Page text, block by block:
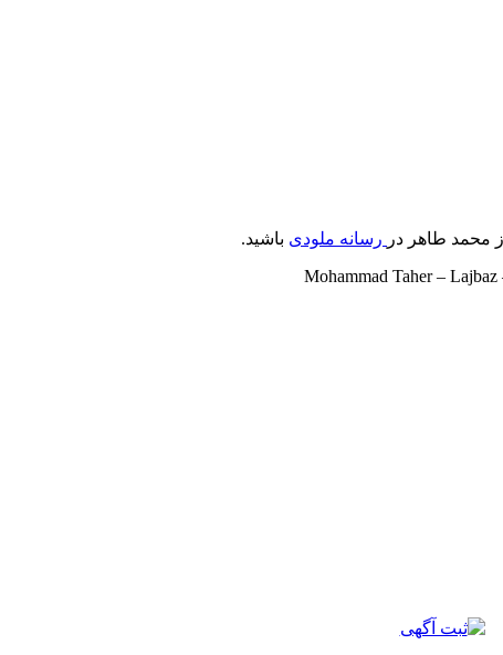
از محمد طاهر در رسانه ملودی باشید.
Mohammad Taher – Lajbaz